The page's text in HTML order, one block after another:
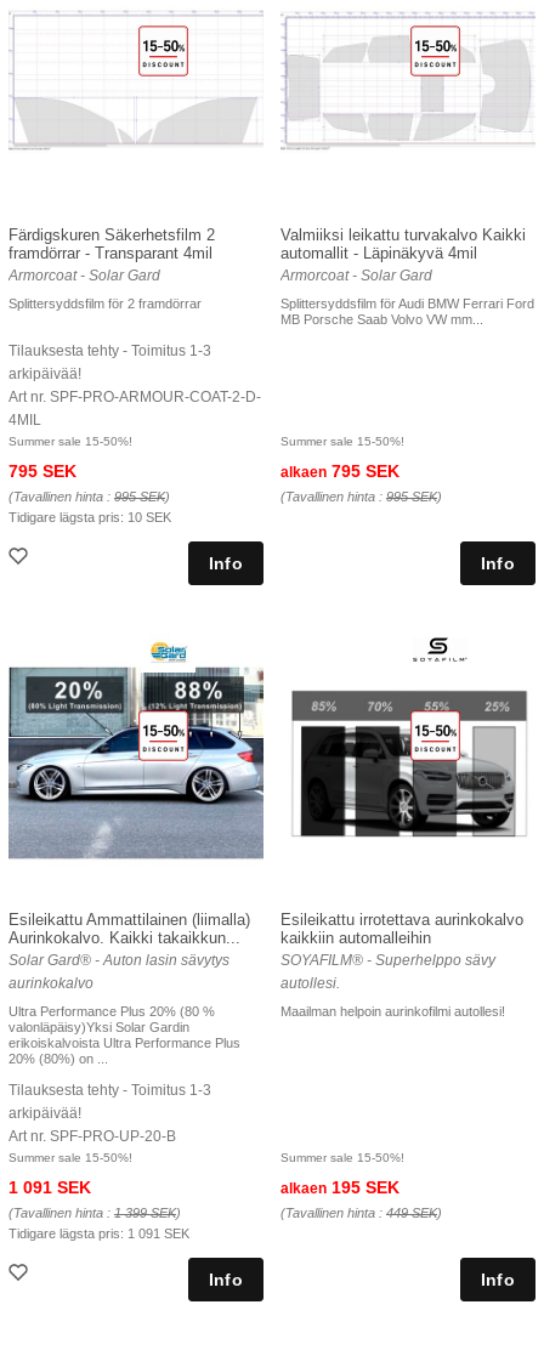
Färdigskuren Säkerhetsfilm 2
framdörrar - Transparant 4mil
Armorcoat - Solar Gard
Splittersyddsfilm för 2 framdörrar
Tilauksesta tehty - Toimitus 1-3
arkipäivää!
Art nr. SPF-PRO-ARMOUR-COAT-2-D-
4MIL
Summer sale 15-50%!
795 SEK
(Tavallinen hinta : 995 SEK)
Tidigare lägsta pris: 10 SEK
Valmiiksi leikattu turvakalvo Kaikki
automallit - Läpinäkyvä 4mil
Armorcoat - Solar Gard
Splittersyddsfilm för Audi BMW Ferrari Ford
MB Porsche Saab Volvo VW mm...
Summer sale 15-50%!
alkaen 795 SEK
(Tavallinen hinta : 995 SEK)
Esileikattu Ammattilainen (liimalla)
Aurinkokalvo. Kaikki takaikkun...
Solar Gard® - Auton lasin sävytys
aurinkokalvo
Ultra Performance Plus 20% (80 %
valonläpäisy)Yksi Solar Gardin
erikoiskalvoista Ultra Performance Plus
20% (80%) on ...
Tilauksesta tehty - Toimitus 1-3
arkipäivää!
Art nr. SPF-PRO-UP-20-B
Summer sale 15-50%!
1 091 SEK
(Tavallinen hinta : 1 399 SEK)
Tidigare lägsta pris: 1 091 SEK
Esileikattu irrotettava aurinkokalvo
kaikkiin automalleihin
SOYAFILM® - Superhelppo sävy
autollesi.
Maailman helpoin aurinkofilmi autollesi!
Summer sale 15-50%!
alkaen 195 SEK
(Tavallinen hinta : 449 SEK)